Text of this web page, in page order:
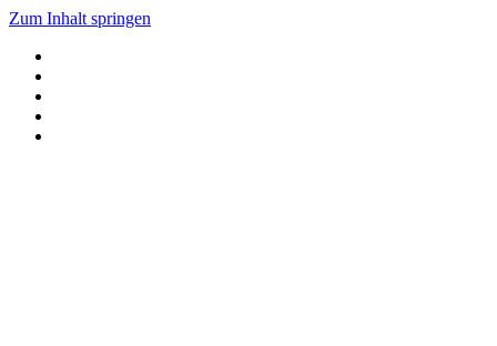
Zum Inhalt springen